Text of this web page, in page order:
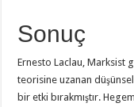
Sonuç
Ernesto Laclau, Marksist
teorisine uzanan
bir etki bırakmıştır.